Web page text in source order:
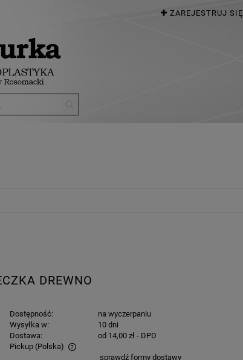
ZAREJESTRUJ SIĘ
DREWNO
Dostępność:
na wyczerpaniu
Wysyłka w:
10 dni
Dostawa:
od 14,00 zł - DPD
Pickup (Polska)
sprawdź formy dostawy